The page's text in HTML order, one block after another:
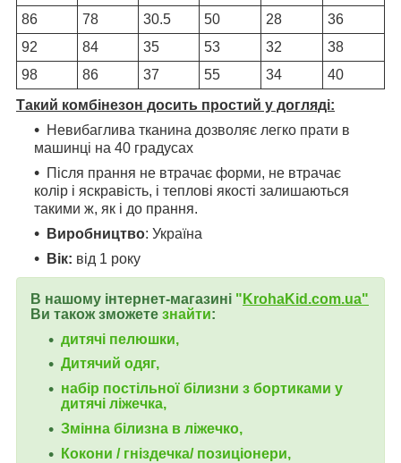
86
78 30.5 50 28
36
92
84 35 53 32
38
98
86 37 55 34
40
Такий комбінезон досить простий у догляді:
Невибаглива тканина дозволяє легко прати в
машинці на 40 градусах
Після прання не втрачає форми, не втрачає
колір і яскравість, і теплові якості залишаються
такими ж, як і до прання.
Виробництво: Україна
Вік: від 1 року
В нашому інтернет-магазині " KrohaKid.com.ua"
Ви також зможете знайти:
дитячі пелюшки,
Дитячий одяг,
набір постільної білизни з бортиками у
дитячі ліжечка,
Змінна білизна в ліжечко,
Кокони / гніздечка/ позиціонери,